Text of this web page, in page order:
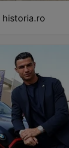
historia.ro